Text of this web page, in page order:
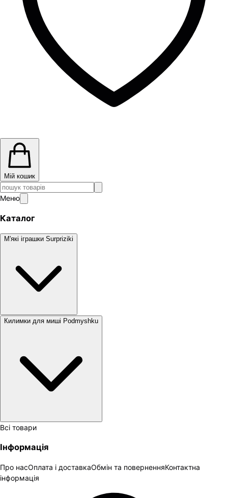
Мій кошик
Меню
Каталог
М'які іграшки Surpriziki
Килимки для миші Podmyshku
Всі товари
Інформація
Про насОплата і доставкаОбмін та поверненняКонтактна
інформація